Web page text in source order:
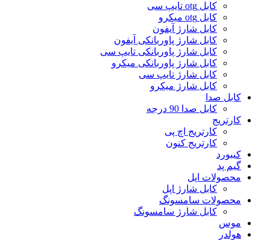
کابل otg تایپ سی
کابل otg میکرو
کابل شارژ آیفون
کابل شارژ پاوربانکی آیفون
کابل شارژ پاوربانکی تایپ سی
کابل شارژ پاوربانکی میکرو
کابل شارژ تایپ سی
کابل شارژ میکرو
کابل صدا
کابل صدا 90 درجه
کارتریج
کارتریج اچ پی
کارتریج کنون
کیبورد
گیم پد
محصولات اپل
کابل شارژ اپل
محصولات سامسونگ
کابل شارژ سامسونگ
موس
هولدر